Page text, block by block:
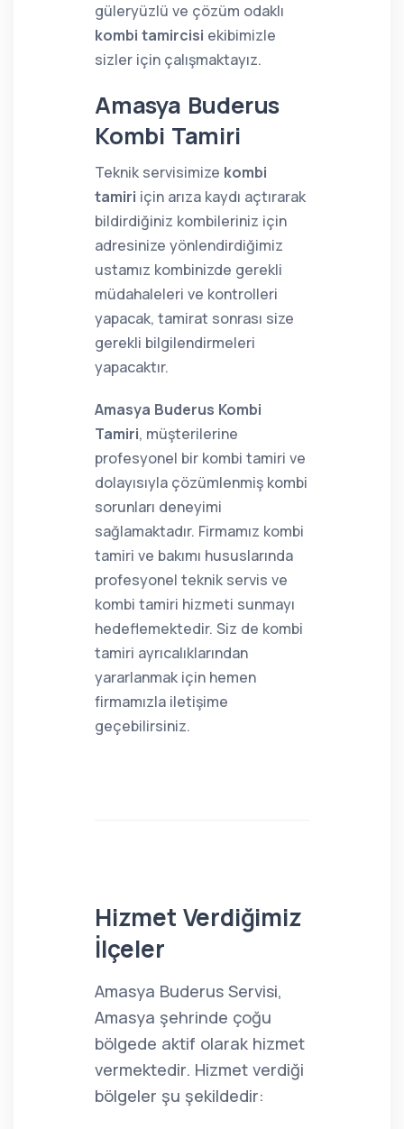
güleryüzlü ve çözüm odaklı
kombi tamircisi ekibimizle
sizler için çalışmaktayız.
Amasya Buderus
Kombi Tamiri
Teknik servisimize kombi
tamiri için arıza kaydı açtırarak
bildirdiğiniz kombileriniz için
adresinize yönlendirdiğimiz
ustamız kombinizde gerekli
müdahaleleri ve kontrolleri
yapacak, tamirat sonrası size
gerekli bilgilendirmeleri
yapacaktır.
Amasya Buderus Kombi
Tamiri, müşterilerine
profesyonel bir kombi tamiri ve
dolayısıyla çözümlenmiş kombi
sorunları deneyimi
sağlamaktadır. Firmamız kombi
tamiri ve bakımı hususlarında
profesyonel teknik servis ve
kombi tamiri hizmeti sunmayı
hedeflemektedir. Siz de kombi
tamiri ayrıcalıklarından
yararlanmak için hemen
firmamızla iletişime
geçebilirsiniz.
Hizmet Verdiğimiz
İlçeler
Amasya Buderus Servisi,
Amasya şehrinde çoğu
bölgede aktif olarak hizmet
vermektedir. Hizmet verdiği
bölgeler şu şekildedir: